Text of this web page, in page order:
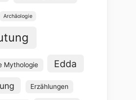
Archäologie
Mythologie Edda
Erzählungen